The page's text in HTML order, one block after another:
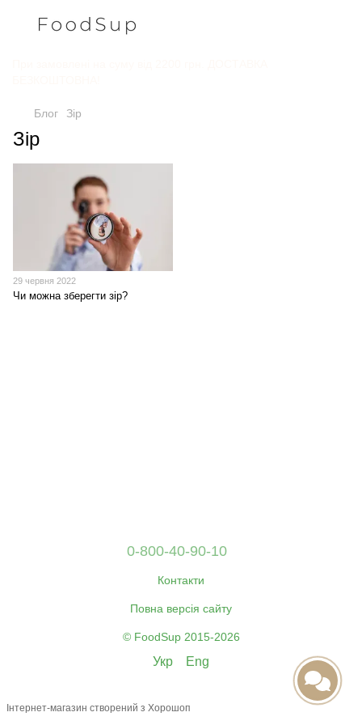
Блог Зір
Зір
29 червня 2022
Чи можна зберегти зір?
0-800-40-90-10
Контакти
Повна версія сайту
© FoodSup 2015-2026
Укр Eng
Інтернет-магазин створений з Хорошоп